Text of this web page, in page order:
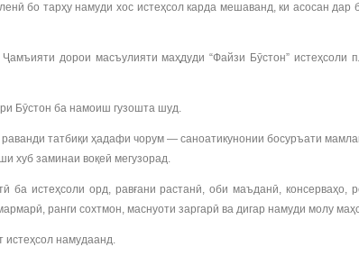
бо тарҳу намуди хос истеҳсол карда мешаванд, ки асосан
дорои масъулияти маҳдуди “Файзи Бӯстон” истеҳсоли
Бӯстон ба намоиш гузошта шуд.
татбиқи ҳадафи чорум — саноатикунонии босуръати
хуб заминаи воқеӣ мегузорад.
истеҳсоли орд, равғани растанӣ, оби маъданӣ, консерваҳо,
ранги сохтмон, маснуоти заргарӣ ва дигар намуди молу
истеҳсол намудаанд.